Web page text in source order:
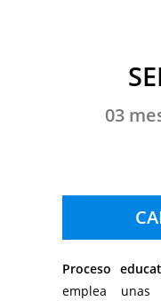
03
Proceso
emplea unas